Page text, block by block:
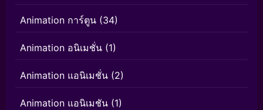
Animation การ์ตูน (34)
Animation อนิเมชั่น (1)
Animation แอนิเมชั่น (2)
Animation แอนิเมชัน (1)